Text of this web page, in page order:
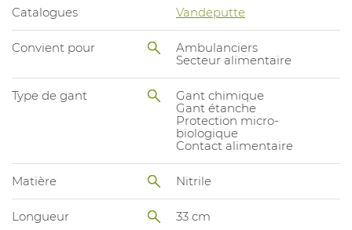
Catalogues Vandeputte
Convient pour
Ambulanciers
Secteur alimentaire
Type de gant
Gant chimique
Gant étanche
Protection micro-
biologique
Contact alimentaire
Matière Nitrile
Longueur 33 cm